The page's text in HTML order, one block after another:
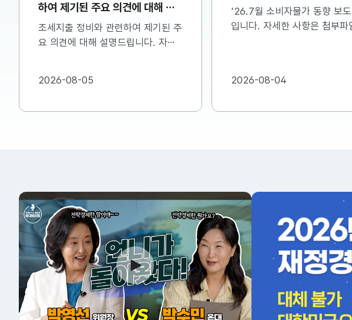
하여 제기된 주요 의견에 대해 설
명드립니다
조세지출 정비와 관련하여 제기된 주
요 의견에 대해 설명드립니다. 자세
2026-08-05
'26.7월 소비자물가 동향 보
입니다. 자세한 사항은 첨부파
2026-08-04